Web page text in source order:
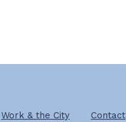
Work & the City Contact